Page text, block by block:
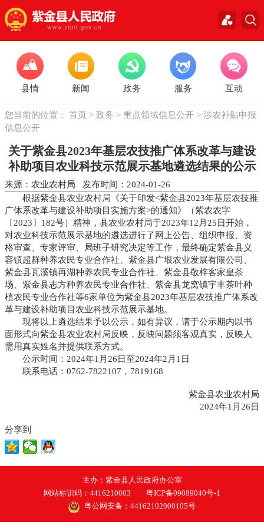
县情 新闻 政务 服务 互动
您当前的位置： 首页 > 政务 > 重点领域信息公开> 涉农补贴申报
信息公开
关于紫金县2023年基层农技推广体系改革与建设
补助项目农业科技示范展示基地遴选结果的公示
来源：农业农村局 发布时间：2024-01-26
根据紫金县农业农村局《关于印发<紫金县2023年基层农技推
广体系改革与建设补助项目实施方案>的通知》（紫农农字
〔2023〕182号）精神，县农业农村局于2023年12月25日开始，
对农业科技示范展示基地的遴选进行了网上公告、组织申报、资
格审查、专家评审、局班子研究决定等工作，最终确定紫金县义
容镇超群种养农民专业合作社、紫金县广垠农业发展有限公司、
紫金县瓦溪镇再湖种养农民专业合作社、紫金县敬梓客家皇茶
场、紫金县志方种养农民专业合作社、紫金县龙窝镇宇丰茶叶种
植农民专业合作社等6家单位为紫金县2023年基层农技推广体系改
革与建设补助项目农业科技示范展示基地。
现将以上遴选结果予以公示，如有异议，请于公示期内以书
面形式向紫金县农业农村局反映，反映问题须客观真实，反映人
需用真实姓名并提供联系方式。
公示时间：2024年1月26日至2024年2月1日
联系电话：0762-7822107，7819168
紫金县农业农村局
2024年1月26日
分享到
主办：紫金县人民政府办公室
网站标识码：4416210003
粤ICP备09089040号-1
粤公网安备：44162102000105号